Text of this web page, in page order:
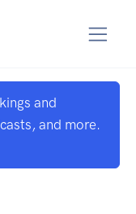
and
and more.